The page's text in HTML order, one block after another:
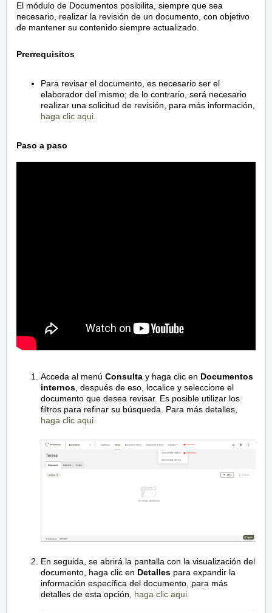
El módulo de Documentos posibilita, siempre que sea
necesario, realizar la revisión de un documento, con objetivo
de mantener su contenido siempre actualizado.
Prerrequisitos
Para revisar el documento, es necesario ser el
elaborador del mismo; de lo contrario, será necesario
realizar una solicitud de revisión, para más información,
haga clic aqui.
Paso a paso
Acceda al menú Consulta y haga clic en Documentos
internos, después de eso, localice y seleccione el
documento que desea revisar. Es posible utilizar los
filtros para refinar su búsqueda. Para más detalles,
haga clic aqui.
En seguida, se abrirá la pantalla con la visualización del
documento, haga clic en Detalles para expandir la
información específica del documento, para más
detalles de esta opción, haga clic aqui.